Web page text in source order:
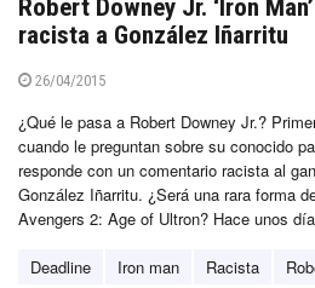
Robert Downey Jr. ‘Iron
racista a González Iñarritu
26/04/2015
¿Qué le pasa a Robert Downey Jr.?
cuando le preguntan sobre su conocido
responde con un comentario racista al
González Iñarritu. ¿Será una rara forma
Avengers 2: Age of Ultron? Hace unos
Deadline Iron man Racista